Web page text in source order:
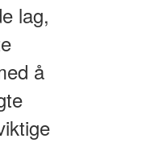
lag,
å